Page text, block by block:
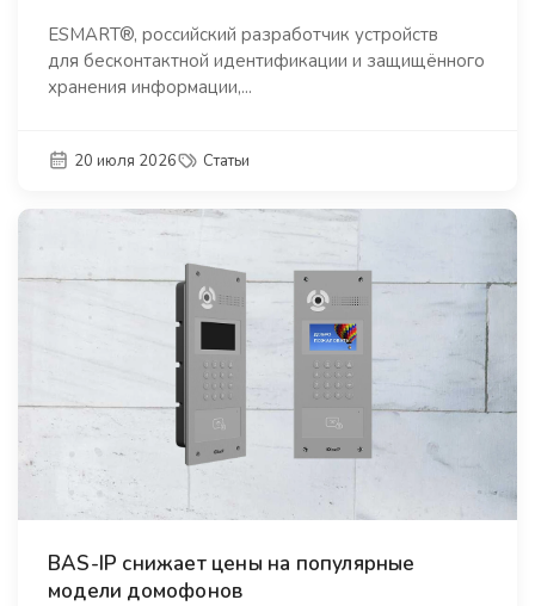
ESMART®, российский разработчик устройств
для бесконтактной идентификации и защищённого
хранения информации,...
20 июля 2026 Статьи
BAS-IP снижает цены на популярные
модели домофонов